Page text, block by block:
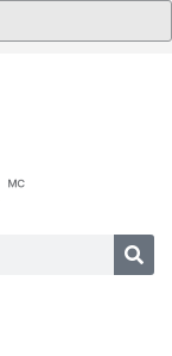
🅪